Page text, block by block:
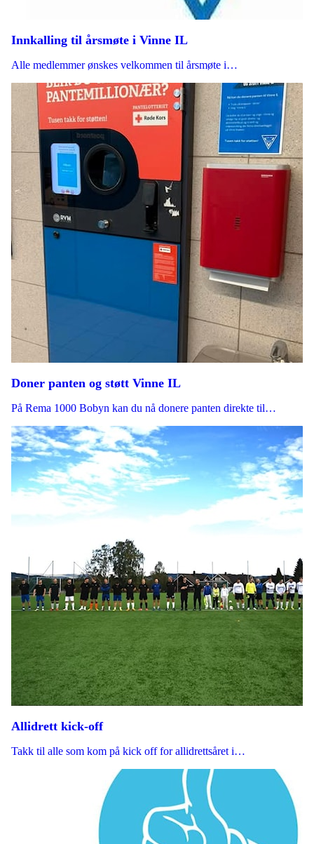
Innkalling til årsmøte i Vinne IL
Alle medlemmer ønskes velkommen til årsmøte i…
Doner panten og støtt Vinne IL
På Rema 1000 Bobyn kan du nå donere panten direkte til…
Allidrett kick-off
Takk til alle som kom på kick off for allidrettsåret i…